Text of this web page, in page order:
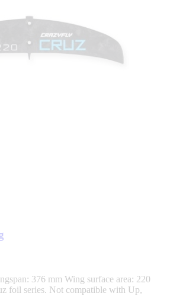
376 mm Wing surface area: 220
foil series. Not compatible with Up,